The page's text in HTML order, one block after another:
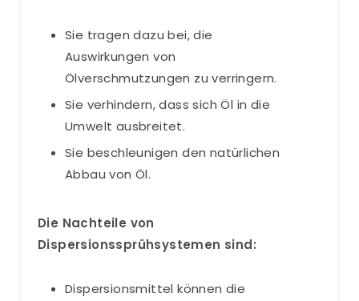
Sie tragen dazu bei, die
Auswirkungen von
Ölverschmutzungen zu verringern.
Sie verhindern, dass sich Öl in die
Umwelt ausbreitet.
Sie beschleunigen den natürlichen
Abbau von Öl.
Die Nachteile von
Dispersionssprühsystemen sind:
Dispersionsmittel können die